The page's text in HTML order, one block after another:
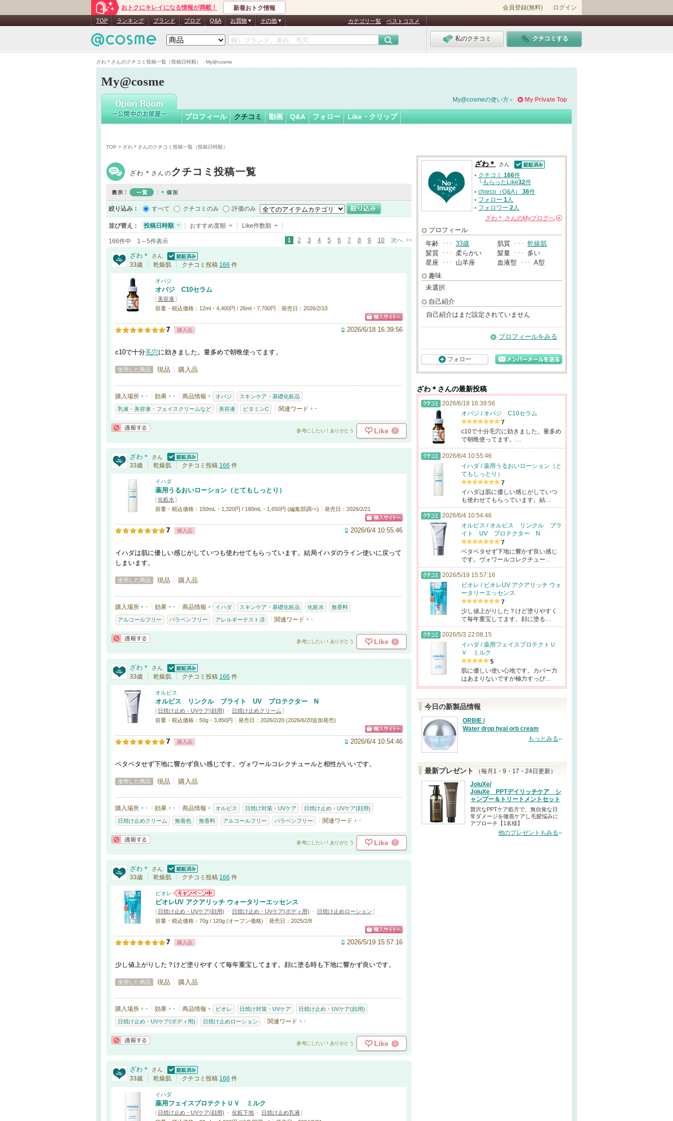
ざわ＊さんのクチコミ投稿一覧（投稿日時順） - My@cosme
おトクにキレイになる情報が満載！ 新着おトク情報 会員登録(無料) ログイン
TOP ランキング ブランド ブログ Q&A お買物 その他 カテゴリ一覧 ベストコスメ
私のクチコミ クチコミする
My@cosme
ざわ＊さん
認
証
My Private Top
My@cosmeの使い方
プロフィール クチコミ 動画 Q&A フォロー Like・クリップ
TOP > ざわ＊さんのクチコミ投稿一覧（投稿日時順）
ざわ＊ さんのクチコミ投稿一覧
絞り込み： すべて クチコミのみ 評価のみ
並び替え： 投稿日時順 おすすめ度順 Like件数順
166件中 1～5件表示 1 2 3 4 5 6 7 8 9 10 次へ
ざわ＊
さん
認証済
33歳 乾燥肌 クチコミ投稿 166 件
オバジ
オバジ C10セラム
[美容液]
容量・税込価格：12ml・4,400円 / 26ml・7,700円
発売日：2026/2/10
7 購入品 2026/6/18 16:39:56
c10で十分毛穴に効きました。量多めで朝晩使ってます。
使用した商品 現品 購入品
購入場所 - 効果 - 商品情報 オバジ スキンケア・基礎化粧品
乳液・美容液・フェイスクリームなど 美容液 ビタミンC 関連ワード -
参考にしたい！ありがとう Like 0
ざわ＊
さん
認証済
33歳 乾燥肌 クチコミ投稿 166 件
イハダ
薬用うるおいローション（とてもしっとり）
[化粧水 ]
容量・税込価格：150mL・1,320円 / 180mL・1,650円 (編集部調べ)
発売日：2026/2/21
7 購入品 2026/6/4 10:55:46
イハダは肌に優しい感じがしていつも使わせてもらっています。結局イハダのライン使いに戻って
しまいます。
使用した商品 現品 購入品
購入場所 - 効果 - 商品情報 イハダ スキンケア・基礎化粧品 化粧水 無香料
アルコールフリー パラベンフリー アレルギーテスト済 関連ワード -
参考にしたい！ありがとう Like 0
ざわ＊
さん
認証済
33歳 乾燥肌 クチコミ投稿 166 件
オルビス
オルビス リンクル ブライト UV プロテクター N
[ 日焼け止め・UVケア(顔用) ・ 日焼け止めクリーム ]
容量・税込価格：50g・3,850円
発売日：2026/2/20 (2026/6/20追加発売)
7 購入品 2026/6/4 10:54:46
ベタベタせず下地に響かず良い感じです。ヴォワールコレクチュールと相性がいいです。
使用した商品 現品 購入品
購入場所 - 効果 - 商品情報 オルビス 日焼け対策・UVケア 日焼け止め・UVケア(顔用)
日焼け止めクリーム 無着色 無香料 アルコールフリー パラベンフリー 関連ワード -
参考にしたい！ありがとう Like 0
ざわ＊
さん
認証済
33歳 乾燥肌 クチコミ投稿 166 件
ビオレ
ビオレUV アクアリッチ ウォータリーエッセンス
[ 日焼け止め・UVケア(顔用) ・ 日焼け止め・UVケア(ボディ用) ・ 日焼け止めローション ]
容量・税込価格：70g / 120g (オープン価格)
発売日：2025/2/8
7 購入品 2026/5/19 15:57:16
少し値上がりした？けど塗りやすくて毎年重宝してます。顔に塗る時も下地に響かず良いです。
使用した商品 現品 購入品
購入場所 - 効果 - 商品情報 ビオレ 日焼け対策・UVケア 日焼け止め・UVケア(顔用)
日焼け止め・UVケア(ボディ用) 日焼け止めローション 関連ワード -
参考にしたい！ありがとう Like 0
ざわ＊
さん
認証済
33歳 乾燥肌 クチコミ投稿 166 件
イハダ
薬用フェイスプロテクトＵＶ ミルク
[ 日焼け止め・UVケア(顔用) ・ 化粧下地 ・ 日焼け止め乳液]
ざわ＊
さん
認証済
クチコミ 166件
└もらったLike32件
chieco（Q&A） 36件
フォロー 1人
フォロワー 2人
ざわ＊ さんのMyブログへ
プロフィール
年齢 ･･･ 33歳 肌質 ･･･ 乾燥肌
髪質 ･･･ 柔らかい 髪量 ･･･
多い
星座 ･･･ 山羊座 血液型 ･･･ A型
趣味
未選択
自己紹介
自己紹介はまだ設定されていません
プロフィールをみる
フォロー
ざわ＊さんの最新投稿
2026/6/18 16:39:56
オバジ / オバジ C10セラム
7
c10で十分毛穴に効きました。量多め
で朝晩使ってます。…
2026/6/4 10:55:46
イハダ / 薬用うるおいローション（と
てもしっとり）
7
イハダは肌に優しい感じがしていつ
も使わせてもらっています。結…
2026/6/4 10:54:46
オルビス / オルビス リンクル ブラ
イト UV プロテクター N
7
ベタベタせず下地に響かず良い感じ
です。ヴォワールコレクチュー…
2026/5/19 15:57:16
ビオレ / ビオレUV アクアリッチ ウォ
ータリーエッセンス
7
少し値上がりした？けど塗りやすく
て毎年重宝してます。顔に塗る…
2026/5/3 22:08:15
イハダ / 薬用フェイスプロテクトＵ
Ｖ ミルク
5
肌に優しい使い心地です。カバー力
はあまりないですが極力すっぴ…
今日の新製品情報
ORBIE /
Water drop hyal orb cream
もっとみる
最新プレゼント
（毎月1・9・17・24日更新）
JoluXe/
JoluXe PPTデイリッチケア シ
ャンプー＆トリートメントセット
贅沢なPPTケア処方で、無自覚な日
常ダメージを徹底ケアし毛髪悩みに
アプローチ【1名様】
他のプレゼントもみる